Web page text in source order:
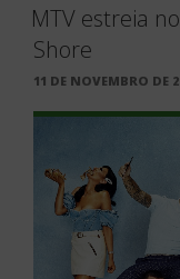
MTV estreia
Shore
PUBLICADO
11 DE NOVEMBRO DE